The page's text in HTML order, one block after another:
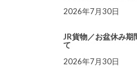
2026年7月30日
JR貨物／お盆休み期
て
2026年7月30日